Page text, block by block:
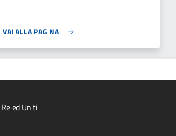
VAI ALLA PAGINA
ed Uniti